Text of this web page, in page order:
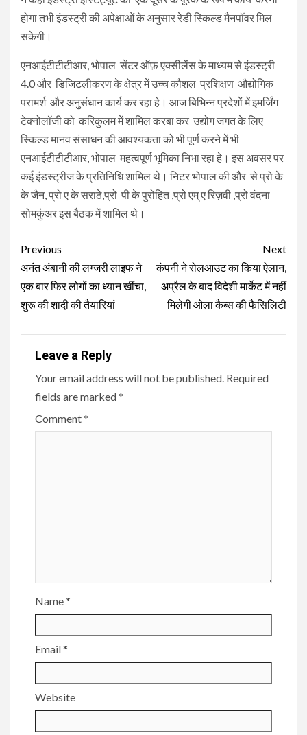
होगा तभी इंडस्ट्री की अपेक्षाओं के अनुसार रेडी स्किल्ड मैनपॉवर मिल
सकेगी।
एनआईटीटीटीआर, भोपाल सेंटर ऑफ़ एक्सीलेंस के माध्यम से इंडस्ट्री
4.0 और डिजिटलीकरण के क्षेत्र में उच्च कौशल प्रशिक्षण औद्योगिक
परामर्श और अनुसंधान कार्य कर रहा हे। आज बिभिन्न प्रदेशों में इमर्जिंग
टेक्नोलॉजी को करिकुलम में शामिल करबा कर उद्योग जगत के लिए
स्किल्ड मानव संसाधन की आवश्यकता को भी पूर्ण करने में भी
एनआईटीटीटीआर, भोपाल महत्वपूर्ण भूमिका निभा रहा हे। इस अवसर पर
कई इंडस्ट्रीज के प्रतिनिधि शामिल थे। निटर भोपाल की और से प्रो के
के जैन, प्रो ए के सराठे,प्रो पी के पुरोहित ,प्रो एम् ए रिज़वी ,प्रो वंदना
सोमकुंअर इस बैठक में शामिल थे।
Continue
Reading
Previous
अनंत अंबानी की लग्जरी लाइफ ने
एक बार फिर लोगों का ध्यान खींचा,
शुरू की शादी की तैयारियां
Next
कंपनी ने रोलआउट का किया ऐलान,
अप्रैल के बाद विदेशी मार्केट में नहीं
मिलेगी ओला कैब्स की फैसिलिटी
Leave a Reply
Your email address will not be published. Required
fields are marked*
Comment*
Name*
Email*
Website